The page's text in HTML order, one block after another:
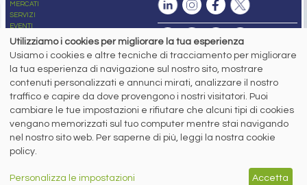
MERCATI
SERVIZI
EVENTI
ABBONAMENTI
NEWSLETTER
Capitale Sociale: 190.000€ interamente versato
Registro delle Imprese di Brescia
Codice Fiscale e Partita I.V.A.:IT03562320170
R.E.A. n. 419331
www.siderweb.com: Autorizzazione del Tribunale di Brescia n. 11/2004 del 17
marzo 2004, Iscrizione al R.O.C. n. 26116.
Direttrice Responsabile:
Elisa Bonomelli
Stefano Gennari
Utilizziamo i cookies per migliorare la tua esperienza
Usiamo i cookies e altre tecniche di tracciamento per migliorare
la tua esperienza di navigazione sul nostro sito, mostrare
contenuti personalizzati e annunci mirati, analizzare il nostro
traffico e capire da dove provengono i nostri visitatori. Puoi
cambiare le tue impostazioni e rifiutare che alcuni tipi di cookies
vengano memorizzati sul tuo computer mentre stai navigando
nel nostro sito web. Per saperne di più, leggi la nostra cookie
policy.
Personalizza le impostazioni Accetta